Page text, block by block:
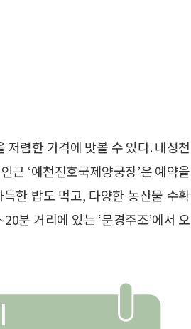
저렴한 가격에 맛볼 수 있다. 내성천
근 ‘예천진호국제양궁장’은 예약을
한 밥도 먹고, 다양한 농산물 수확
분 거리에 있는 ‘문경주조’에서 오